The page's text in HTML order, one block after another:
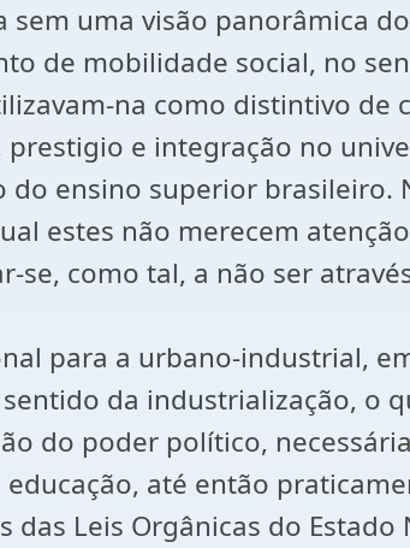
uma visão panorâmica
de mobilidade social, no
na como distintivo de
e integração no
ensino superior brasileiro.
estes não merecem
como tal, a não ser
para a urbano-industrial,
da industrialização, o
do poder político,
até então
Leis Orgânicas do